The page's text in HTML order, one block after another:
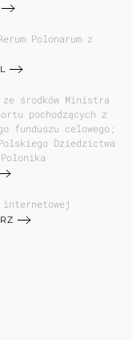
Polonarum z
środków Ministra
pochodzących z
funduszu celowego;
Dziedzictwa